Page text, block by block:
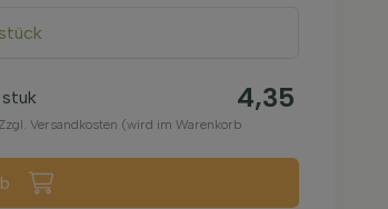
4,35
Versandkosten (wird im Warenkorb